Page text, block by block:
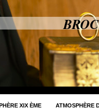
XIX ÈME ATMOSPHÈRE